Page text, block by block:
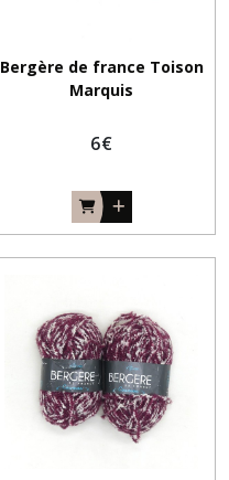
Bergère de france Toison
Marquis
6€